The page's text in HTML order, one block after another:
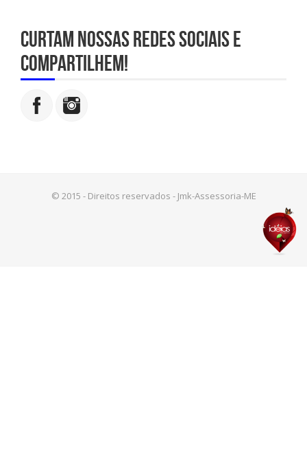
Curtam nossas redes sociais e
compartilhem!
© 2015 - Direitos reservados - Jmk-Assessoria-ME